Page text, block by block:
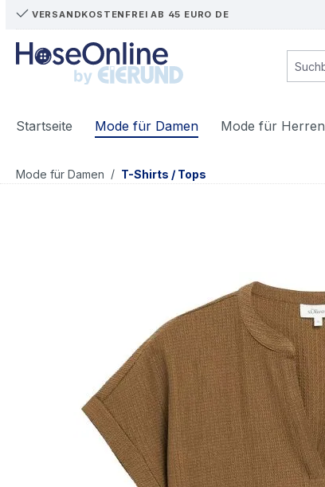
Hauptinhalt springen
Zur Suche springen
Zur Hauptnavigation springen
VERSANDKOSTENFREI AB 45 EURO DE
Startseite Mode für Damen Mode für Herren
Mode für Damen / T-Shirts / Tops